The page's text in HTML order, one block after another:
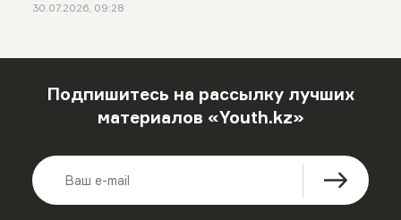
30.07.2026, 09:28
Подпишитесь на рассылку лучших
материалов «Youth.kz»